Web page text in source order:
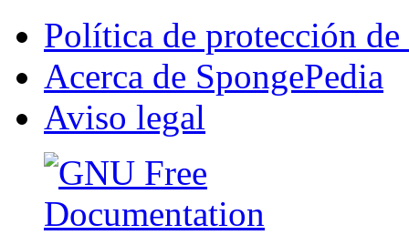
Política de protección de
Acerca de SpongePedia
Aviso legal